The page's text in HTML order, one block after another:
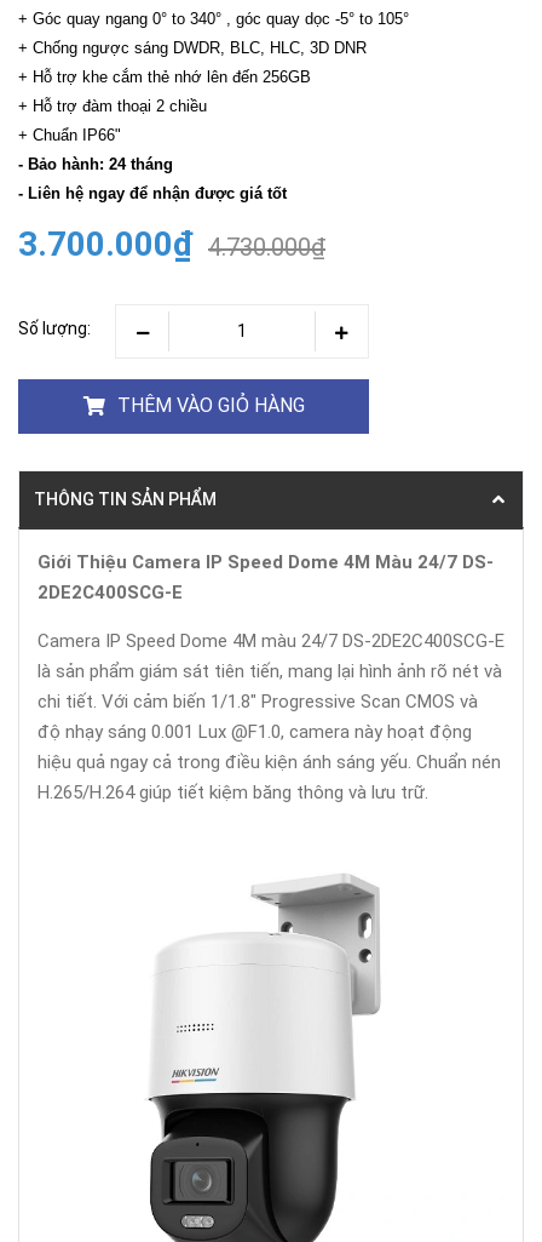
+ Góc quay ngang 0° to 340° , góc quay dọc -5° to 105°
+ Chống ngược sáng DWDR, BLC, HLC, 3D DNR
+ Hỗ trợ khe cắm thẻ nhớ lên đến 256GB
+ Hỗ trợ đàm thoại 2 chiều
+ Chuẩn IP66"
- Bảo hành: 24 tháng
- Liên hệ ngay để nhận được giá tốt
3.700.000₫ 4.730.000₫
Số lượng:
THÊM VÀO GIỎ HÀNG
THÔNG TIN SẢN PHẨM
Giới Thiệu Camera IP Speed Dome 4M Màu 24/7 DS-
2DE2C400SCG-E
Camera IP Speed Dome 4M màu 24/7 DS-2DE2C400SCG-E
là sản phẩm giám sát tiên tiến, mang lại hình ảnh rõ nét và
chi tiết. Với cảm biến 1/1.8" Progressive Scan CMOS và
độ nhạy sáng 0.001 Lux @F1.0, camera này hoạt động
hiệu quả ngay cả trong điều kiện ánh sáng yếu. Chuẩn nén
H.265/H.264 giúp tiết kiệm băng thông và lưu trữ.